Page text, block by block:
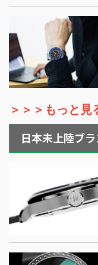
＞＞＞もっと見
日本未上陸ブラ